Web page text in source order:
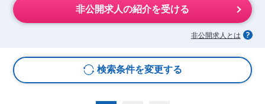
非公開求人の紹介を受ける
非公開求人とは
検索条件を変更する